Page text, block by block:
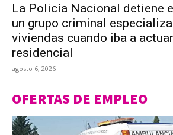
La Policía Nacional detiene
un grupo criminal
viviendas cuando iba a
residencial
agosto 6, 2026
OFERTAS DE EMPLEO